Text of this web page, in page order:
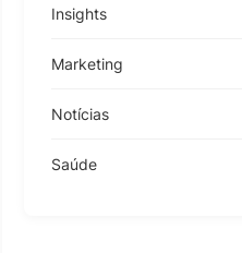
Insights
Marketing
Notícias
Saúde